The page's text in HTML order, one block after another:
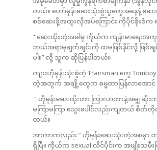
တယ်။ ဟော်မုန်းဆေးသုံးစွဲသူတွေအနေနဲ့ ဆ
စစ်ဆေးဖို့အထူးလိုအပ်ကြောင်း ကိုပိုင်စိုးစံက
“ ဆေးထိုးတဲ့အခါမှ ကိုယ်က ကျန်းမာရေးအကုန်က
ဘယ်အရာမှချက်ချင်းကို ထမဖြစ်နိုင်လို့ ဖြ
ပါ။” လို့ သူက ဆိုပြန်ပါတယ်။
ကျားဟိုမုန်းသုံးစွဲတဲ့ Transman တွေ
တဲ့အတွက် အချို့တွေက ဓမ္မတာပြန်လာအောင်
“ ဟိုမုန်းဆေးထိုးတာ ကြာလာတာနဲ့အမျှ
မကြာမကြာ သွေးပေါင်လည်းကျတယ် စိ
တယ်။
အာကာကလည်း “ ဟိုမုန်းဆေးသုံးတဲ့အစမှာ
ရှိပြီ။ ကိုယ်က sexual လိင်ပိုင်းက အမျိုးသ